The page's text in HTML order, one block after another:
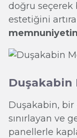
doğru seçerek
estetiğini
Duşakabin
Duşakabin, bir
sınırlayan ve
panellerle